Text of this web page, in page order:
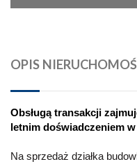
OPIS
Obsługą transakcji
letnim doświadczeniem
Na sprzedaż działka